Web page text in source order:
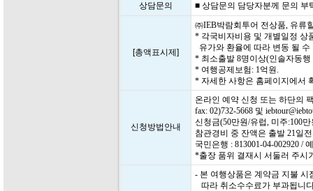
상담문의
■ 상담문의 담당자분께 문의
[총액표시제]
㈜IEB박람회투어 전상품, 유류
* 각국비자비용 및 개별일정 상
유가와 환율에 따라 변동 될 수
* 최소출발 8명이상(인솔자동
* 여행공제보험: 1억원.
* 자세한 사항은 홈페이지에서
신청방법안내
온라인 예약 신청 또는 하단의
fax: 02)732-5668 및
신청금(50만원/유럽, 미주:100
참관경비 중 잔액은 출발 21일
국민은행 : 813001-04-002920 /
*출장 품위 결재시 서둘러 주시
- 본 여행상품은 계약금 지불 시
따라 취소수수료가 부과됩니